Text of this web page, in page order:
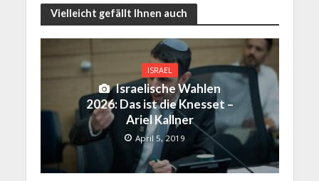
Vielleicht gefällt Ihnen auch
ISRAEL
Israelische Wahlen
2026: Das ist die Knesset –
Ariel Kallner
April 5, 2019